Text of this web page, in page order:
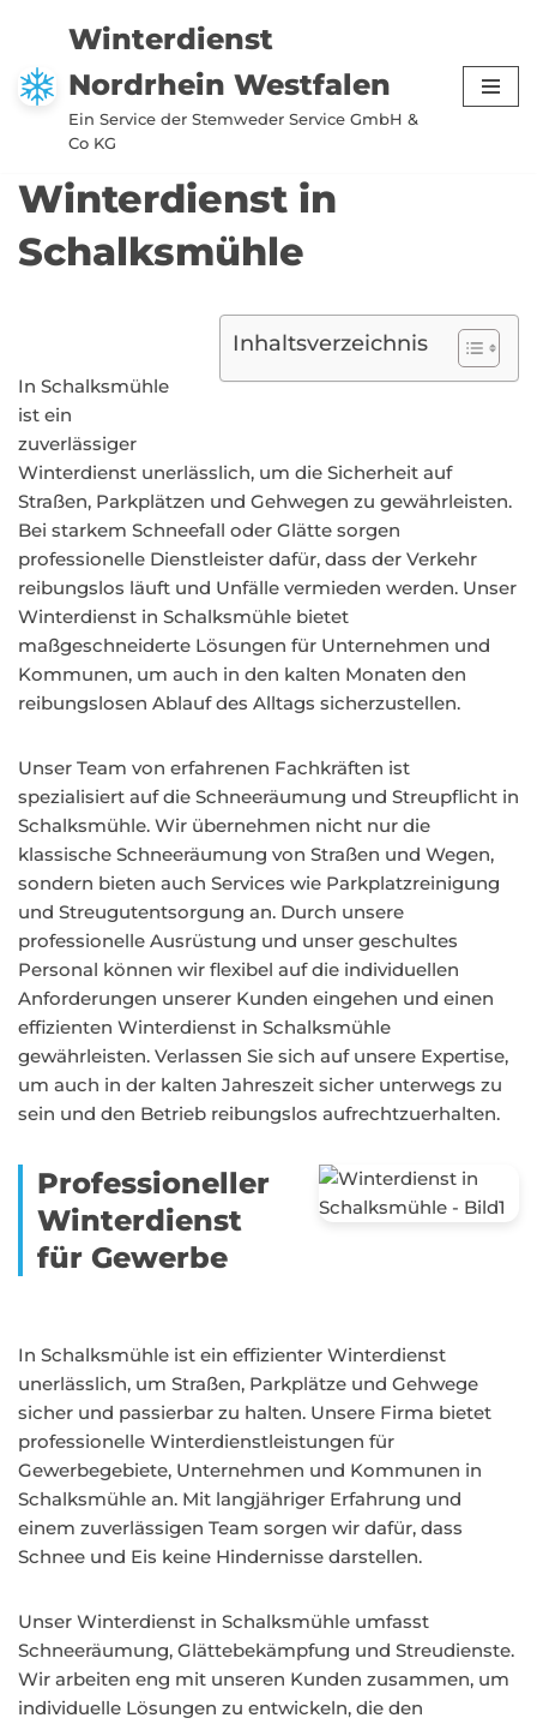
Zum
Inhalt
springen
Winterdienst
Nordrhein Westfalen
Ein Service der Stemweder Service GmbH &
Co KG
Winterdienst in
Schalksmühle
Inhaltsverzeichnis
In Schalksmühle
ist ein
zuverlässiger
Winterdienst unerlässlich, um die Sicherheit auf
Straßen, Parkplätzen und Gehwegen zu gewährleisten.
Bei starkem Schneefall oder Glätte sorgen
professionelle Dienstleister dafür, dass der Verkehr
reibungslos läuft und Unfälle vermieden werden. Unser
Winterdienst in Schalksmühle bietet
maßgeschneiderte Lösungen für Unternehmen und
Kommunen, um auch in den kalten Monaten den
reibungslosen Ablauf des Alltags sicherzustellen.
Unser Team von erfahrenen Fachkräften ist
spezialisiert auf die Schneeräumung und Streupflicht in
Schalksmühle. Wir übernehmen nicht nur die
klassische Schneeräumung von Straßen und Wegen,
sondern bieten auch Services wie Parkplatzreinigung
und Streugutentsorgung an. Durch unsere
professionelle Ausrüstung und unser geschultes
Personal können wir flexibel auf die individuellen
Anforderungen unserer Kunden eingehen und einen
effizienten Winterdienst in Schalksmühle
gewährleisten. Verlassen Sie sich auf unsere Expertise,
um auch in der kalten Jahreszeit sicher unterwegs zu
sein und den Betrieb reibungslos aufrechtzuerhalten.
Professioneller
Winterdienst
für Gewerbe
In Schalksmühle ist ein effizienter Winterdienst
unerlässlich, um Straßen, Parkplätze und Gehwege
sicher und passierbar zu halten. Unsere Firma bietet
professionelle Winterdienstleistungen für
Gewerbegebiete, Unternehmen und Kommunen in
Schalksmühle an. Mit langjähriger Erfahrung und
einem zuverlässigen Team sorgen wir dafür, dass
Schnee und Eis keine Hindernisse darstellen.
Unser Winterdienst in Schalksmühle umfasst
Schneeräumung, Glättebekämpfung und Streudienste.
Wir arbeiten eng mit unseren Kunden zusammen, um
individuelle Lösungen zu entwickeln, die den